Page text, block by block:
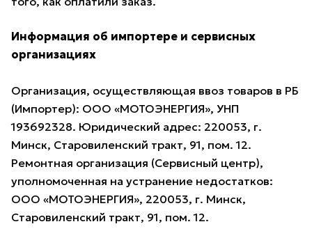
Информация об импортере и сервисных
организациях
Организация, осуществляющая ввоз товаров в РБ
(Импортер): ООО «МОТОЭНЕРГИЯ», УНП
193692328. Юридический адрес: 220053, г.
Минск, Старовиленский тракт, 91, пом. 12.
Ремонтная организация (Сервисный центр),
уполномоченная на устранение недостатков:
ООО «МОТОЭНЕРГИЯ», 220053, г. Минск,
Старовиленский тракт, 91, пом. 12.